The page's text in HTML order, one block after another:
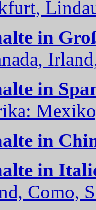
in
in
in
in
Como,